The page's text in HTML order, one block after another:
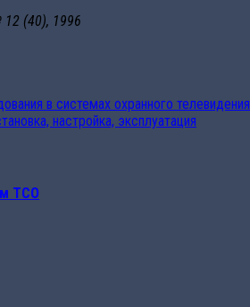
12 (40), 1996
в системах охранного телевидения
настройка, эксплуатация
ТСО